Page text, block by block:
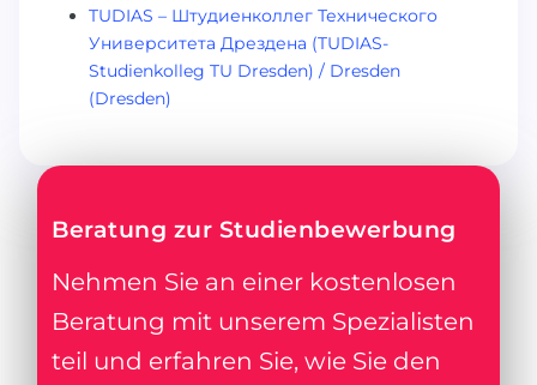
TUDIAS – Штудиенколлег Технического
Университета Дрездена (TUDIAS-
Studienkolleg TU Dresden) / Dresden
(Dresden)
Beratung zur Studienbewerbung
Nehmen Sie an einer kostenlosen
Beratung mit unserem Spezialisten
teil und erfahren Sie, wie Sie den